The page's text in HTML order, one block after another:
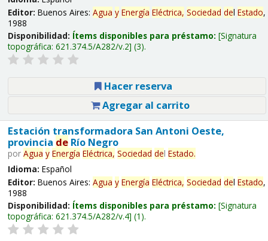
Editor: Buenos Aires: Agua y Energía Eléctrica, Sociedad del Estado,
1988
Disponibilidad: Ítems disponibles para préstamo: Signatura
topográfica: 621.374.5/A282/v.2 (3).
Hacer reserva
Agregar al carrito
Estación transformadora San Antoni Oeste,
provincia deRío Negro
por Agua y Energía Eléctrica, Sociedad del Estado.
Idioma: Español
Editor: Buenos Aires: Agua y Energía Eléctrica, Sociedad del Estado,
1988
Disponibilidad: Ítems disponibles para préstamo: Signatura
topográfica: 621.374.5/A282/v.4 (1).